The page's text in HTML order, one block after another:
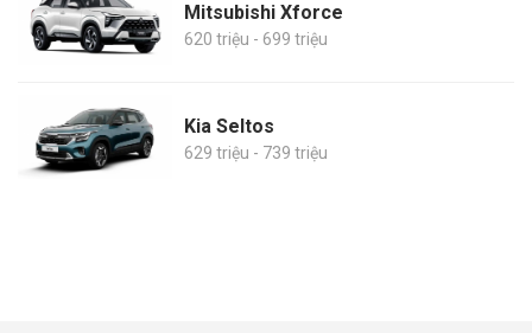
Mitsubishi Xforce
620 triệu - 699 triệu
Kia Seltos
629 triệu - 739 triệu